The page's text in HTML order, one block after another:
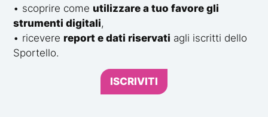
proprie conoscenze ai nativi digitali e nel frattempo
mantenersi sempre aggiornati sui nuovi trend del
mercato digitale, partecipare a webinar e aumentare
la propria visibilità
• scoprire come utilizzare a tuo favore gli
strumenti digitali,
• ricevere report e dati riservati agli iscritti dello
Sportello.
ISCRIVITI